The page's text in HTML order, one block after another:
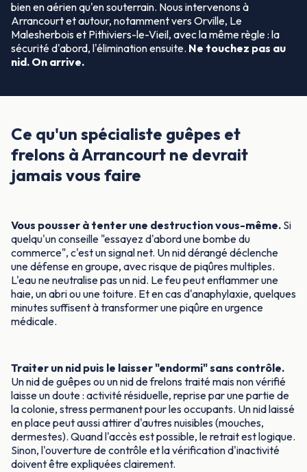
bien en aérien qu'en souterrain. Nous intervenons à
Arrancourt et autour, notamment vers Orville, Le
Malesherbois et Pithiviers-le-Vieil, avec la même règle : la
sécurité d'abord, l'élimination ensuite. Ne touchez pas au
nid. On arrive.
Ce qu'un spécialiste guêpes et
frelons à Arrancourt ne devrait
jamais vous faire
Vous pousser à tenter une destruction vous-même. Si
quelqu'un conseille "essayez d'abord une bombe du
commerce", c'est un signal net. Un nid dérangé déclenche
une défense en groupe, avec risque de piqûres multiples.
L'eau ne neutralise pas un nid. Le feu peut enflammer une
haie, un abri ou une toiture. Et en cas d'anaphylaxie, quelques
minutes suffisent à transformer une piqûre en urgence
médicale.
Traiter un nid puis le laisser "endormi" sans contrôle.
Un nid de guêpes ou un nid de frelons traité mais non vérifié
laisse un doute : activité résiduelle, reprise par une partie de
la colonie, stress permanent pour les occupants. Un nid laissé
en place peut aussi attirer d'autres nuisibles (mouches,
dermestes). Quand l'accès est possible, le retrait est logique.
Sinon, l'ouverture de contrôle et la vérification d'inactivité
doivent être expliquées clairement.